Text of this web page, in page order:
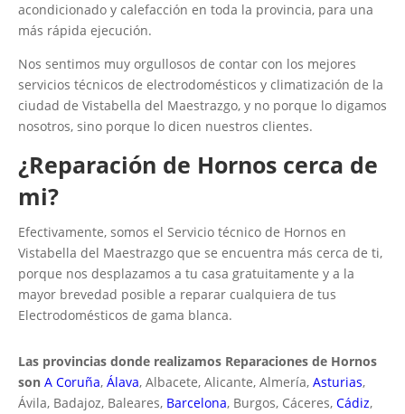
acondicionado y calefacción en toda la provincia, para una
más rápida ejecución.
Nos sentimos muy orgullosos de contar con los mejores
servicios técnicos de electrodomésticos y climatización de la
ciudad de Vistabella del Maestrazgo, y no porque lo digamos
nosotros, sino porque lo dicen nuestros clientes.
¿Reparación de Hornos cerca de
mi?
Efectivamente, somos el Servicio técnico de Hornos en
Vistabella del Maestrazgo que se encuentra más cerca de ti,
porque nos desplazamos a tu casa gratuitamente y a la
mayor brevedad posible a reparar cualquiera de tus
Electrodomésticos de gama blanca.
Las provincias donde realizamos Reparaciones de Hornos
son A Coruña, Álava, Albacete, Alicante, Almería, Asturias,
Ávila, Badajoz, Baleares, Barcelona, Burgos, Cáceres, Cádiz,